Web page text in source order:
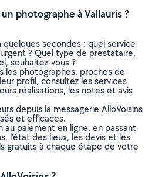
photographe à Vallauris ?
secondes : quel service
? Quel type de prestataire,
souhaitez-vous ?
les photographes, proches de
profil, consultez les services
réalisations, les notes et avis
depuis la messagerie AlloVoisins
et efficaces.
paiement en ligne, en passant
l’état des lieux, les devis et les
gratuits à chaque étape de votre